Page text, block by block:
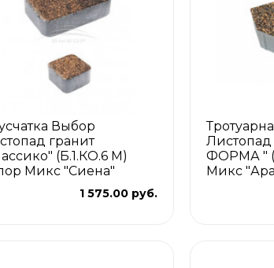
Выбор
гранит
(Б.1.КО.6 М)
Микс "Сиена"
1 575.00 руб.
Листопад
ФОРМА "
Микс